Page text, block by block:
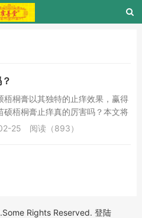
桐膏以其独特的止痒效果，赢得
硕梧桐膏止痒真的厉害吗？本文将
真的很不错！大...
25 阅读（893）
Rights Reserved. 登陆